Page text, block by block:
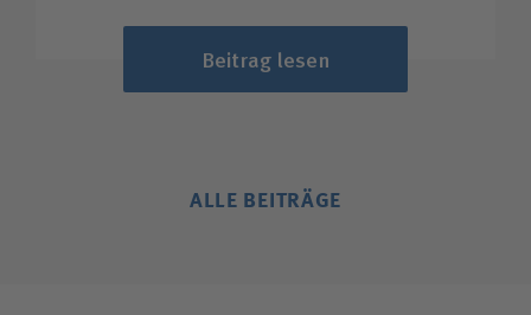
Beitrag lesen
ALLE BEITRÄGE